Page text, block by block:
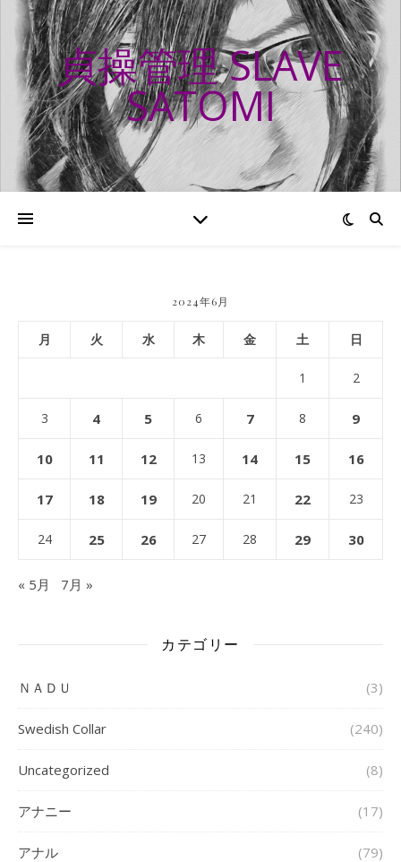
貞操管理 SLAVE
SATOMI
2024年6月
月 火 水 木 金 土 日
1 2
3 4 5 6 7 8 9
10 11 12 13 14 15 16
17 18 19 20 21 22 23
24 25 26 27 28 29 30
« 5月 7月 »
カテゴリー
ＮＡＤＵ (3)
Swedish Collar (240)
Uncategorized (8)
アナニー (17)
アナル (79)